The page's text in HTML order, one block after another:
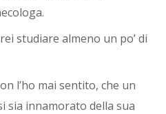
studiare almeno un po’ di
l’ho mai sentito, che un
sia innamorato della sua